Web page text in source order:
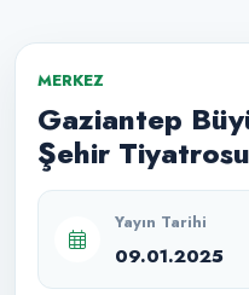
MERKEZ
Gaziantep
Şehir Tiyatrosu
Yayın Tarihi
09.01.2025